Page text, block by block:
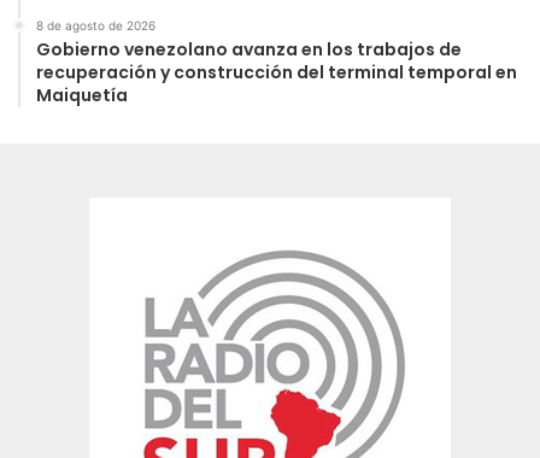
8 de agosto de 2026
Gobierno venezolano avanza en los trabajos de
recuperación y construcción del terminal temporal en
Maiquetía